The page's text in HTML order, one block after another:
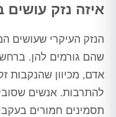
איזה נזק
הנזק העיקרי שעושים
שהם גורמים להן.
אדם, מכיוון שהנקבות
להתרבות. אנשים
תסמינים חמורים